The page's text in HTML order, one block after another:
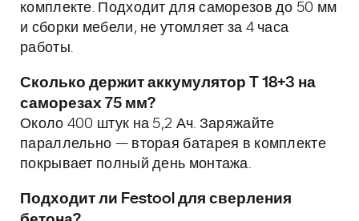
комплекте. Подходит для саморезов до 50 мм
и сборки мебели, не утомляет за 4 часа
работы.
Сколько держит аккумулятор T 18+3 на
саморезах 75 мм?
Около 400 штук на 5,2 Ач. Заряжайте
параллельно — вторая батарея в комплекте
покрывает полный день монтажа.
Подходит ли Festool для сверления